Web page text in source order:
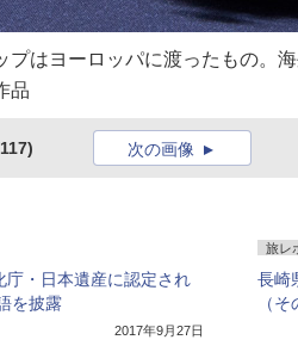
プはヨーロッパに渡ったもの。
品
次の画像
庁・日本遺産に認定され
を披露
2017年9月27日
旅レ
長崎
（そ